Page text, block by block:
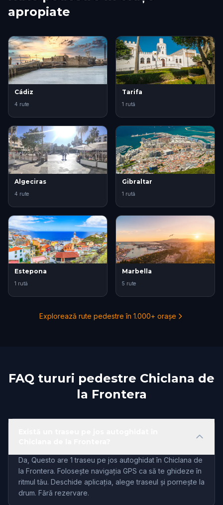
apropiate
Cádiz
4 rute
Tarifa
1 rută
Algeciras
4 rute
Gibraltar
1 rută
Estepona
1 rută
Marbella
5 rute
Explorează rute pedestre în 1.000+ orașe
FAQ tururi pedestre Chiclana de
la Frontera
Da, Questo are 1 traseu pe jos autoghidat în Chiclana de
la Frontera. Folosește navigația GPS ca să te ghideze în
ritmul tău. Deschide aplicația, alege traseul și pornește la
drum. Fără rezervare.